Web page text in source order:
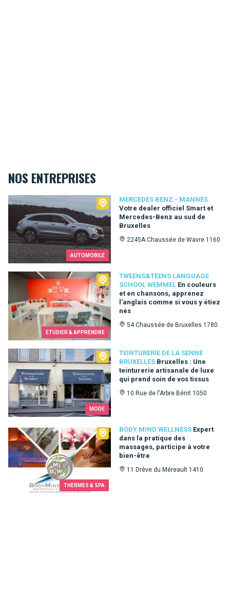
NOS ENTREPRISES
AUTOMOBILE
MERCEDES BENZ - MANNÈS
Votre dealer officiel Smart et
Mercedes-Benz au sud de
Bruxelles
2245A Chaussée de Wavre 1160
Mercedes Benz - Mannès
ETUDIER & APPRENDRE
TWEENS&TEENS LANGUAGE
SCHOOL WEMMEL En couleurs
et en chansons, apprenez
l’anglais comme si vous y étiez
nés
54 Chaussée de Bruxelles 1780
Tweens&Teens language school Wemmel
MODE
TEINTURERIE DE LA SENNE
BRUXELLES Bruxelles : Une
teinturerie artisanale de luxe
qui prend soin de vos tissus
10 Rue de l'Arbre Bénit 1050
Teinturerie de la Senne Bruxelles
THERMES & SPA
BODY MIND WELLNESS Expert
dans la pratique des
massages, participe à votre
bien-être
11 Drève du Méreault 1410
Body Mind Wellness